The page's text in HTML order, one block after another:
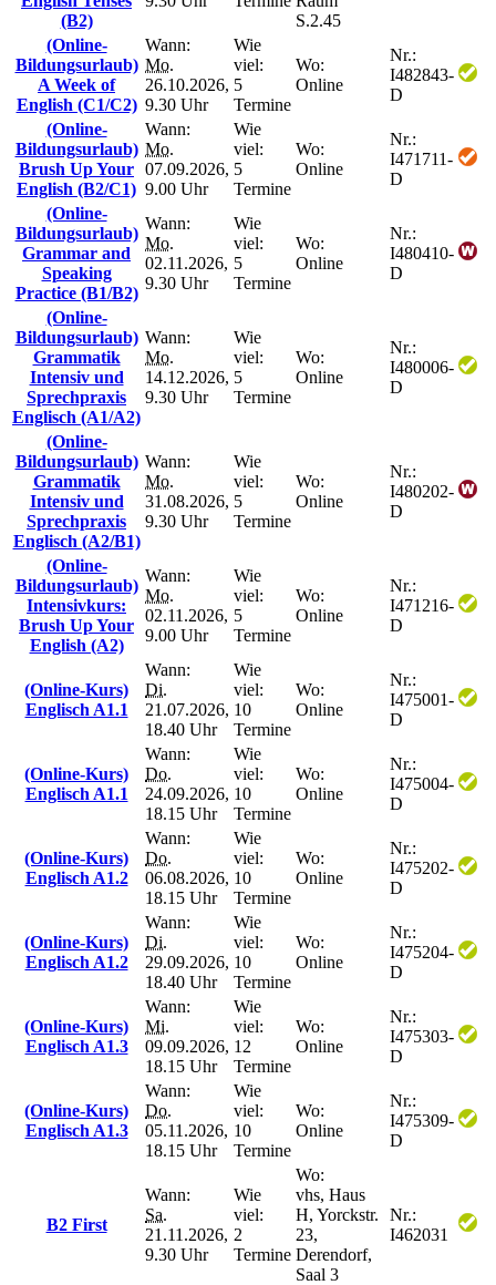
(B2)
S.2.45
(Online-
Bildungsurlaub)
A Week of
English (C1/C2)
Wann:
Mo.
26.10.2026,
9.30 Uhr
Wie
viel:
5
Termine
Wo:
Online
Nr.:
I482843-
D
(Online-
Bildungsurlaub)
Brush Up Your
English (B2/C1)
Wann:
Mo.
07.09.2026,
9.00 Uhr
Wie
viel:
5
Termine
Wo:
Online
Nr.:
I471711-
D
(Online-
Bildungsurlaub)
Grammar and
Speaking
Practice (B1/B2)
Wann:
Mo.
02.11.2026,
9.30 Uhr
Wie
viel:
5
Termine
Wo:
Online
Nr.:
I480410-
D
(Online-
Bildungsurlaub)
Grammatik
Intensiv und
Sprechpraxis
Englisch (A1/A2)
Wann:
Mo.
14.12.2026,
9.30 Uhr
Wie
viel:
5
Termine
Wo:
Online
Nr.:
I480006-
D
(Online-
Bildungsurlaub)
Grammatik
Intensiv und
Sprechpraxis
Englisch (A2/B1)
Wann:
Mo.
31.08.2026,
9.30 Uhr
Wie
viel:
5
Termine
Wo:
Online
Nr.:
I480202-
D
(Online-
Bildungsurlaub)
Intensivkurs:
Brush Up Your
English (A2)
Wann:
Mo.
02.11.2026,
9.00 Uhr
Wie
viel:
5
Termine
Wo:
Online
Nr.:
I471216-
D
(Online-Kurs)
Englisch A1.1
Wann:
Di.
21.07.2026,
18.40 Uhr
Wie
viel:
10
Termine
Wo:
Online
Nr.:
I475001-
D
(Online-Kurs)
Englisch A1.1
Wann:
Do.
24.09.2026,
18.15 Uhr
Wie
viel:
10
Termine
Wo:
Online
Nr.:
I475004-
D
(Online-Kurs)
Englisch A1.2
Wann:
Do.
06.08.2026,
18.15 Uhr
Wie
viel:
10
Termine
Wo:
Online
Nr.:
I475202-
D
(Online-Kurs)
Englisch A1.2
Wann:
Di.
29.09.2026,
18.40 Uhr
Wie
viel:
10
Termine
Wo:
Online
Nr.:
I475204-
D
(Online-Kurs)
Englisch A1.3
Wann:
Mi.
09.09.2026,
18.15 Uhr
Wie
viel:
12
Termine
Wo:
Online
Nr.:
I475303-
D
(Online-Kurs)
Englisch A1.3
Wann:
Do.
05.11.2026,
18.15 Uhr
Wie
viel:
10
Termine
Wo:
Online
Nr.:
I475309-
D
B2 First
Wann:
Sa.
21.11.2026,
9.30 Uhr
Wie
viel:
2
Termine
Wo:
vhs, Haus
H, Yorckstr.
23,
Derendorf,
Saal 3
Nr.:
I462031